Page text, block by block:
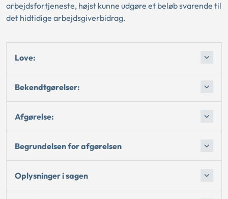
arbejdsfortjeneste, højst kunne udgøre et beløb svarende til
det hidtidige arbejdsgiverbidrag.
Love:
Bekendtgørelser:
Afgørelse:
Begrundelsen for afgørelsen
Oplysninger i sagen